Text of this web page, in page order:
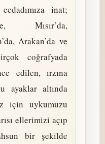
inat;
Mısır’da,
Arakan’da ve
coğrafyada
edilen, ırzına
ayaklar altında
için uykumuzu
ellerimizi açıp
bir şekilde